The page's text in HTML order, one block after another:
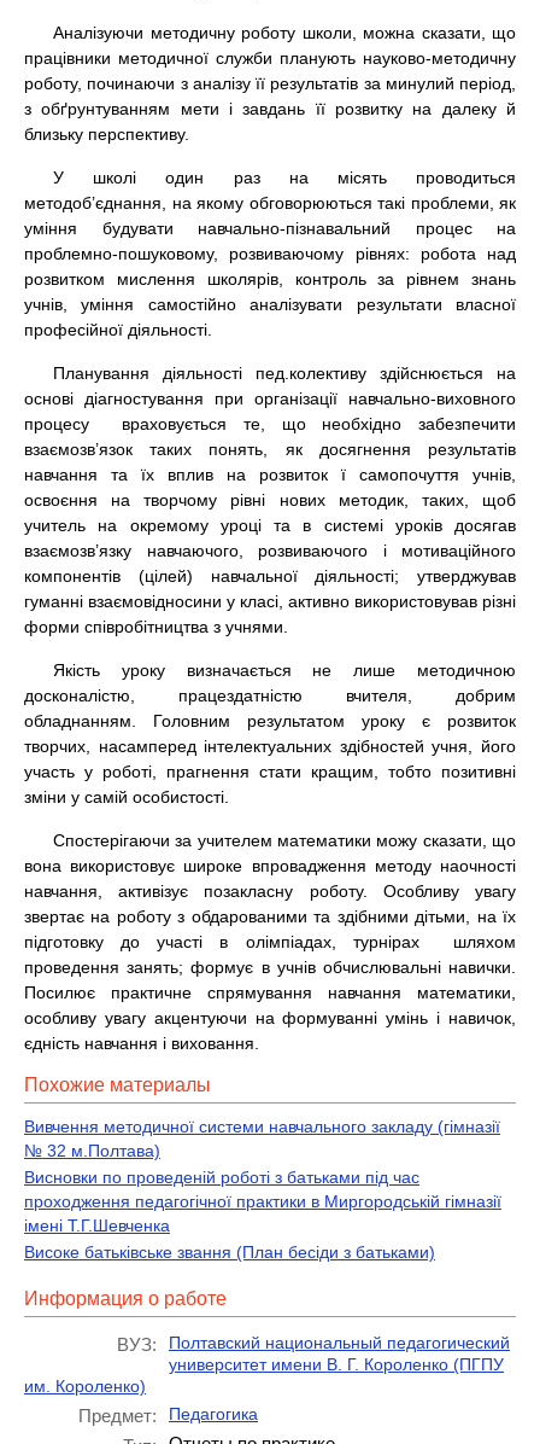
Аналізуючи методичну роботу школи, можна сказати, що
працівники методичної служби планують науково-методичну
роботу, починаючи з аналізу її результатів за минулий період,
з обґрунтуванням мети і завдань її розвитку на далеку й
близьку перспективу.
У школі один раз на місять проводиться
методоб’єднання, на якому обговорюються такі проблеми, як
уміння будувати навчально-пізнавальний процес на
проблемно-пошуковому, розвиваючому рівнях: робота над
розвитком мислення школярів, контроль за рівнем знань
учнів, уміння самостійно аналізувати результати власної
професійної діяльності.
Планування діяльності пед.колективу здійснюється на
основі діагностування при організації навчально-виховного
процесу враховується те, що необхідно забезпечити
взаємозв’язок таких понять, як досягнення результатів
навчання та їх вплив на розвиток ї самопочуття учнів,
освоєння на творчому рівні нових методик, таких, щоб
учитель на окремому уроці та в системі уроків досягав
взаємозв’язку навчаючого, розвиваючого і мотиваційного
компонентів (цілей) навчальної діяльності; утверджував
гуманні взаємовідносини у класі, активно використовував різні
форми співробітництва з учнями.
Якість уроку визначається не лише методичною
досконалістю, працездатністю вчителя, добрим
обладнанням. Головним результатом уроку є розвиток
творчих, насамперед інтелектуальних здібностей учня, його
участь у роботі, прагнення стати кращим, тобто позитивні
зміни у самій особистості.
Спостерігаючи за учителем математики можу сказати, що
вона використовує широке впровадження методу наочності
навчання, активізує позакласну роботу. Особливу увагу
звертає на роботу з обдарованими та здібними дітьми, на їх
підготовку до участі в олімпіадах, турнірах шляхом
проведення занять; формує в учнів обчислювальні навички.
Посилює практичне спрямування навчання математики,
особливу увагу акцентуючи на формуванні умінь і навичок,
єдність навчання і виховання.
Похожие материалы
Вивчення методичної системи навчального закладу (гімназії
№ 32 м.Полтава)
Висновки по проведеній роботі з батьками під час
проходження педагогічної практики в Миргородській гімназії
імені Т.Г.Шевченка
Високе батьківське звання (План бесіди з батьками)
Информация о работе
ВУЗ:
Полтавский национальный педагогический
университет имени В. Г. Короленко (ПГПУ
им. Короленко)
Предмет: Педагогика